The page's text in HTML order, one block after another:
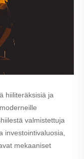
hiiliteräksisiä ja
valmistettuja
investointivaluosia,
mekaaniset